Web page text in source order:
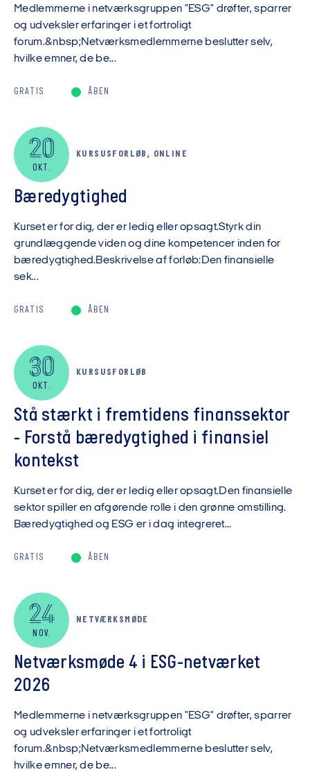
Medlemmerne i netværksgruppen "ESG" drøfter, sparrer
og udveksler erfaringer i et fortroligt
forum.&nbsp;Netværksmedlemmerne beslutter selv,
hvilke emner, de be...
GRATIS ÅBEN
20
OKT.
KURSUSFORLØB, ONLINE
Bæredygtighed
Kurset er for dig, der er ledig eller opsagt.Styrk din
grundlæggende viden og dine kompetencer inden for
bæredygtighed.Beskrivelse af forløb:Den finansielle
sek...
GRATIS ÅBEN
30
OKT.
KURSUSFORLØB
Stå stærkt i fremtidens finanssektor
- Forstå bæredygtighed i finansiel
kontekst
Kurset er for dig, der er ledig eller opsagt.Den finansielle
sektor spiller en afgørende rolle i den grønne omstilling.
Bæredygtighed og ESG er i dag integreret...
GRATIS ÅBEN
24
NOV.
NETVÆRKSMØDE
Netværksmøde 4 i ESG-netværket
2026
Medlemmerne i netværksgruppen "ESG" drøfter, sparrer
og udveksler erfaringer i et fortroligt
forum.&nbsp;Netværksmedlemmerne beslutter selv,
hvilke emner, de be...